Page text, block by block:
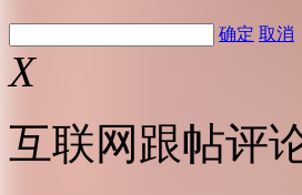
确定 取消
X
互联网跟帖评